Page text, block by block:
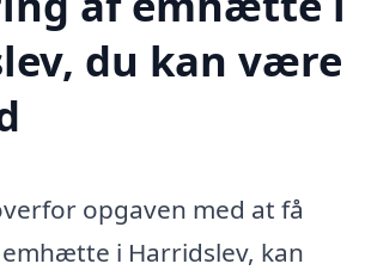
du kan være
opgaven med at få
i Harridslev, kan